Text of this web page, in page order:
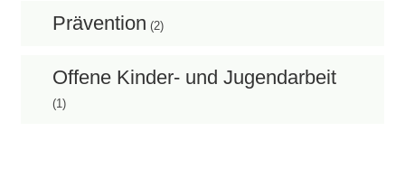
Prävention (2)
Offene Kinder- und Jugendarbeit
(1)